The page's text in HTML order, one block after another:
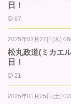
日！
67
2025年03月27日(木)
松丸政道(ミカエ
日！
21
2025年01月25日(土)